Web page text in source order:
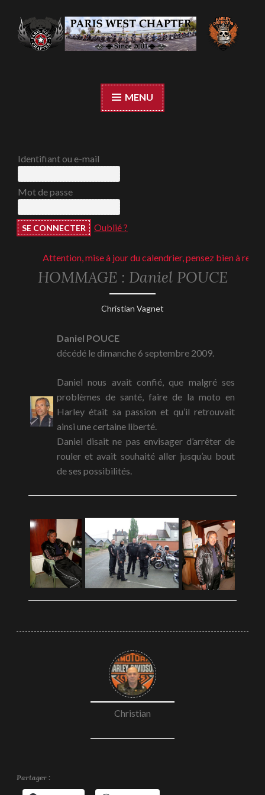
Accéder
au
contenu
MENU
Identifiant ou e-mail
Mot de passe
Oublié ?
Attention, mise à jour du calendrier, pensez bien à
SOUVENIRS
HOMMAGE : Daniel POUCE
6
2009
Christian Vagnet
Daniel POUCE
décédé le dimanche 6 septembre 2009.
Daniel nous avait confié, que malgré ses
problèmes de santé, faire de la moto en
Harley était sa passion et qu’il retrouvait
ainsi une certaine liberté.
Daniel disait ne pas envisager d’arrêter de
rouler et avait souhaité aller jusqu’au bout
de ses possibilités.
Christian
Partager :